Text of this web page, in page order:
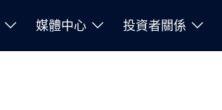
媒體中心 投資者關係